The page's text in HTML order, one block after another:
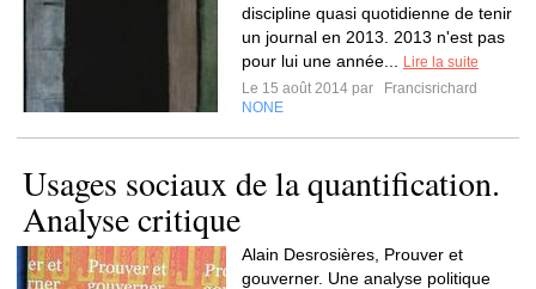
discipline quasi quotidienne de tenir
un journal en 2013. 2013 n'est pas
pour lui une année...
Lire la suite
Le 15 août 2014 par
Francisrichard
NONE
Usages sociaux de la quantification.
Analyse critique
Alain Desrosières, Prouver et
gouverner. Une analyse politique